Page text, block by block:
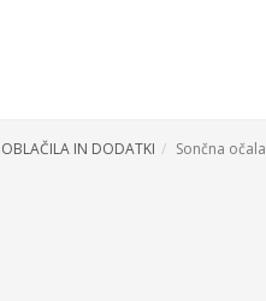
OBLAČILA IN DODATKI Sončna očala